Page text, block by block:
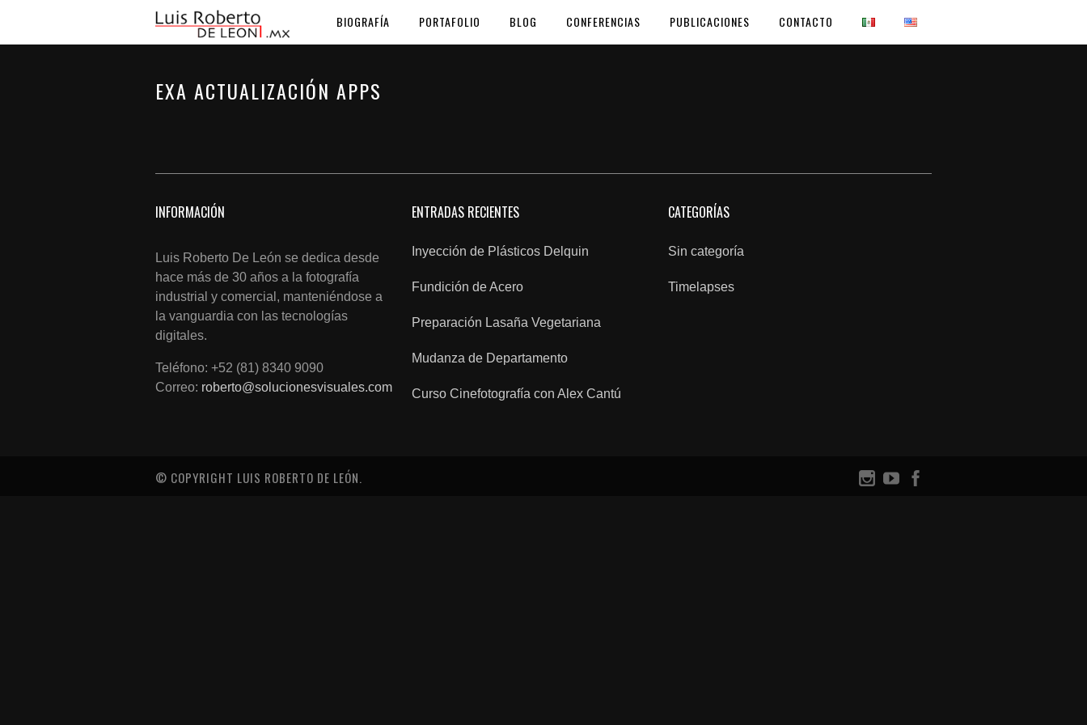
BIOGRAFÍA PORTAFOLIO BLOG CONFERENCIAS PUBLICACIONES CONTACTO
EXA ACTUALIZACIÓN APPS
INFORMACIÓN
Luis Roberto De León se dedica desde
hace más de 30 años a la fotografía
industrial y comercial, manteniéndose a
la vanguardia con las tecnologías
digitales.
Teléfono: +52 (81) 8340 9090
Correo: roberto@solucionesvisuales.com
ENTRADAS RECIENTES
Inyección de Plásticos Delquin
Fundición de Acero
Preparación Lasaña Vegetariana
Mudanza de Departamento
Curso Cinefotografía con Alex Cantú
CATEGORÍAS
Sin categoría
Timelapses
© COPYRIGHT LUIS ROBERTO DE LEÓN.